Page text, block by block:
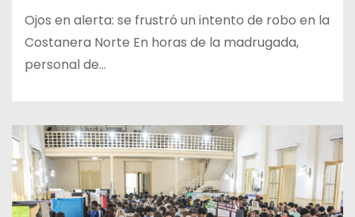
Ojos en alerta: se frustró un intento de robo en la
Costanera Norte En horas de la madrugada,
personal de…